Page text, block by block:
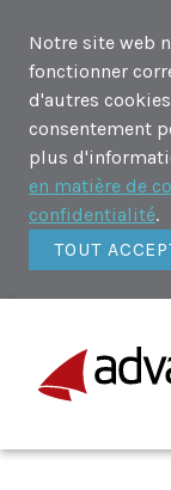
Notre site web
fonctionner
d'autres
consentement
plus
en matière de
confidentialité.
TOUT